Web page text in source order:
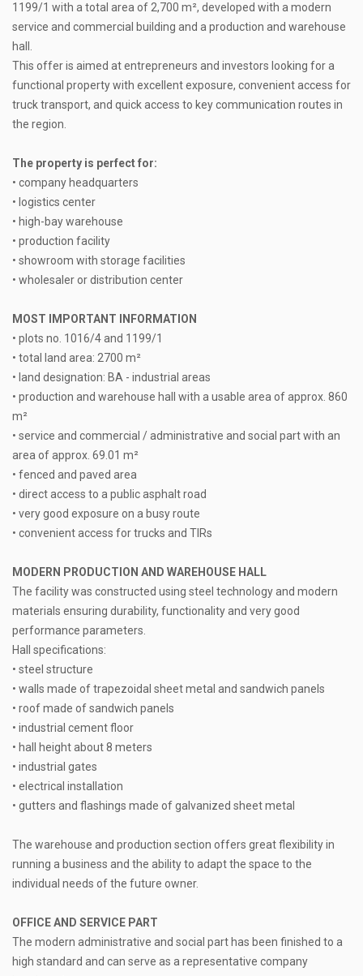
1199/1 with a total area of 2,700 m², developed with a modern
service and commercial building and a production and warehouse
hall.
This offer is aimed at entrepreneurs and investors looking for a
functional property with excellent exposure, convenient access for
truck transport, and quick access to key communication routes in
the region.
The property is perfect for:
• company headquarters
• logistics center
• high-bay warehouse
• production facility
• showroom with storage facilities
• wholesaler or distribution center
MOST IMPORTANT INFORMATION
• plots no. 1016/4 and 1199/1
• total land area: 2700 m²
• land designation: BA - industrial areas
• production and warehouse hall with a usable area of approx. 860
m²
• service and commercial / administrative and social part with an
area of approx. 69.01 m²
• fenced and paved area
• direct access to a public asphalt road
• very good exposure on a busy route
• convenient access for trucks and TIRs
MODERN PRODUCTION AND WAREHOUSE HALL
The facility was constructed using steel technology and modern
materials ensuring durability, functionality and very good
performance parameters.
Hall specifications:
• steel structure
• walls made of trapezoidal sheet metal and sandwich panels
• roof made of sandwich panels
• industrial cement floor
• hall height about 8 meters
• industrial gates
• electrical installation
• gutters and flashings made of galvanized sheet metal
The warehouse and production section offers great flexibility in
running a business and the ability to adapt the space to the
individual needs of the future owner.
OFFICE AND SERVICE PART
The modern administrative and social part has been finished to a
high standard and can serve as a representative company